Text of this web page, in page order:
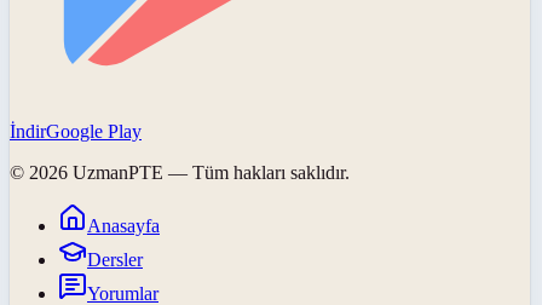
İndirGoogle Play
© 2026 UzmanPTE — Tüm hakları saklıdır.
Anasayfa
Dersler
Yorumlar